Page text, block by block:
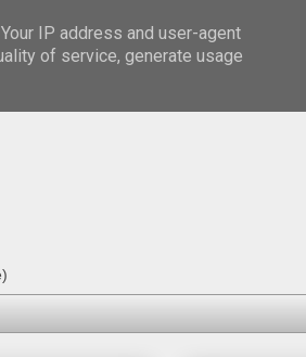
IP address and user-agent
of service, generate usage